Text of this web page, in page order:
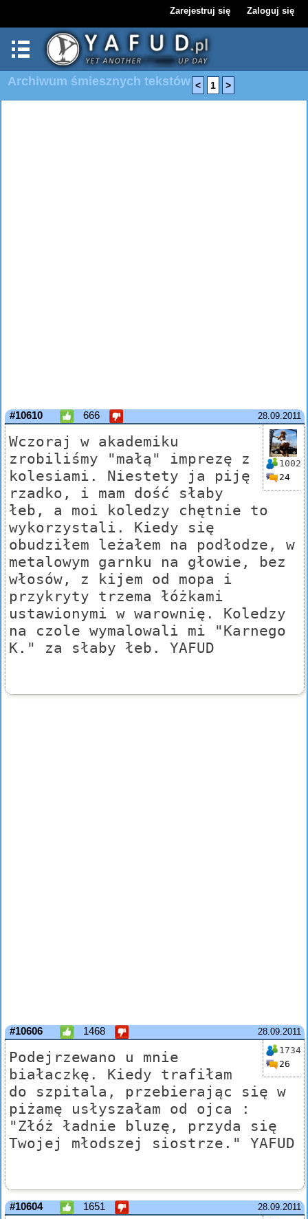
Zarejestruj się Zaloguj się
Archiwum śmiesznych tekstów < 1 >
28.09.2011
#10610 666
1002
24
Wczoraj w akademiku
zrobiliśmy "małą" imprezę z
kolesiami. Niestety ja piję
rzadko, i mam dość słaby
łeb, a moi koledzy chętnie to
wykorzystali. Kiedy się
obudziłem leżałem na podłodze, w
metalowym garnku na głowie, bez
włosów, z kijem od mopa i
przykryty trzema łóżkami
ustawionymi w warownię. Koledzy
na czole wymalowali mi "Karnego
K." za słaby łeb. YAFUD
28.09.2011
#10606 1468
1734
26
Podejrzewano u mnie
białaczkę. Kiedy trafiłam
do szpitala, przebierając się w
piżamę usłyszałam od ojca :
"Złóż ładnie bluzę, przyda się
Twojej młodszej siostrze." YAFUD
28.09.2011
#10604 1651